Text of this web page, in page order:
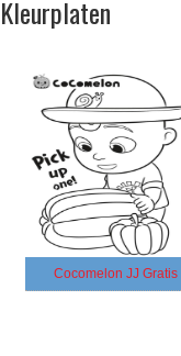
Kleurplaten
Cocomelon JJ Gratis